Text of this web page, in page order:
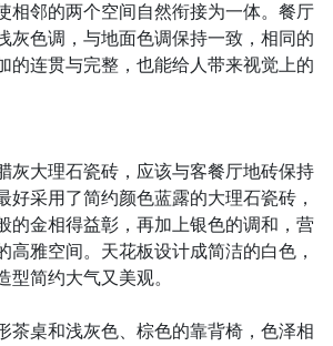
相邻的两个空间自然衔接为一体。餐厅
灰色调，与地面色调保持一致，相同的
的连贯与完整，也能给人带来视觉上的
灰大理石瓷砖，应该与客餐厅地砖保持
好采用了简约颜色蓝露的大理石瓷砖，
的金相得益彰，再加上银色的调和，营
高雅空间。天花板设计成简洁的白色，
型简约大气又美观。
茶桌和浅灰色、棕色的靠背椅，色泽相